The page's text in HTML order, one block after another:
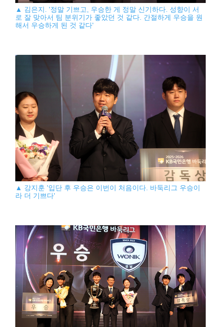
▲ 김은지. '정말 기쁘고, 우승한 게 정말 신기하다. 성향이 서
로 잘 맞아서 팀 분위기가 좋았던 것 같다. 간절하게 우승을 원
해서 우승하게 된 것 같다'
▲ 강지훈 '입단 후 우승은 이번이 처음이다. 바둑리그 우승이
라 더 기쁘다'